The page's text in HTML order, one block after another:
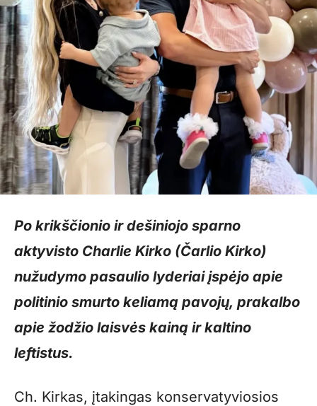
Po krikščionio ir dešiniojo sparno
aktyvisto Charlie Kirko (Čarlio Kirko)
nužudymo pasaulio lyderiai įspėjo apie
politinio smurto keliamą pavojų, prakalbo
apie žodžio laisvės kainą ir kaltino
leftistus.
Ch. Kirkas, įtakingas konservatyviosios